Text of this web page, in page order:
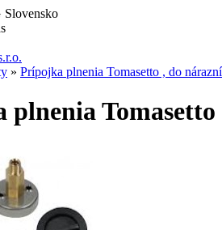
» Prípojka plnenia Tomasetto , do